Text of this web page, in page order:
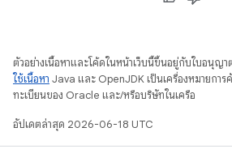
ตัวอย่างเนื้อหาและโค้ดในหน้าเว็บนี้ขึ้นอยู่กับใบอนุญา
ใช้เนื้อหา Java และ OpenJDK เป็นเครื่องหมายการ
ทะเบียนของ Oracle และ/หรือบริษัทในเครือ
อัปเดตล่าสุด 2026-06-18 UTC